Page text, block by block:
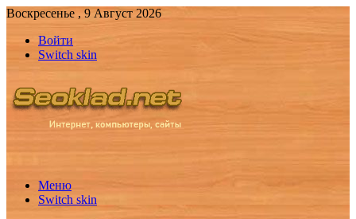
Воскресенье , 9 Август 2026
Войти
Switch skin
Меню
Switch skin